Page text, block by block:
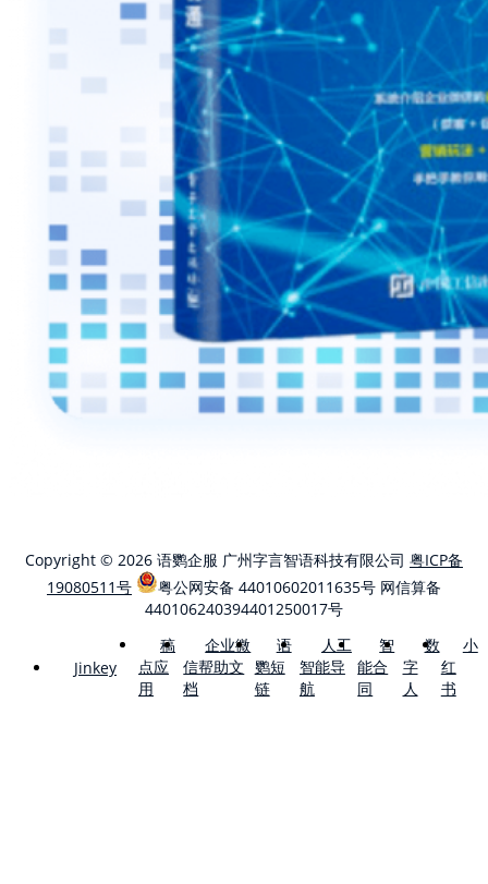
Copyright © 2026 语鹦企服 广州字言智语科技有限公司 粤ICP备
19080511号
粤公网安备 44010602011635号 网信算备
440106240394401250017号
Jinkey
稿
点应
用
企业微
信帮助文
档
语
鹦短
链
人工
智能导
航
智
能合
同
数
字
人
小
红
书